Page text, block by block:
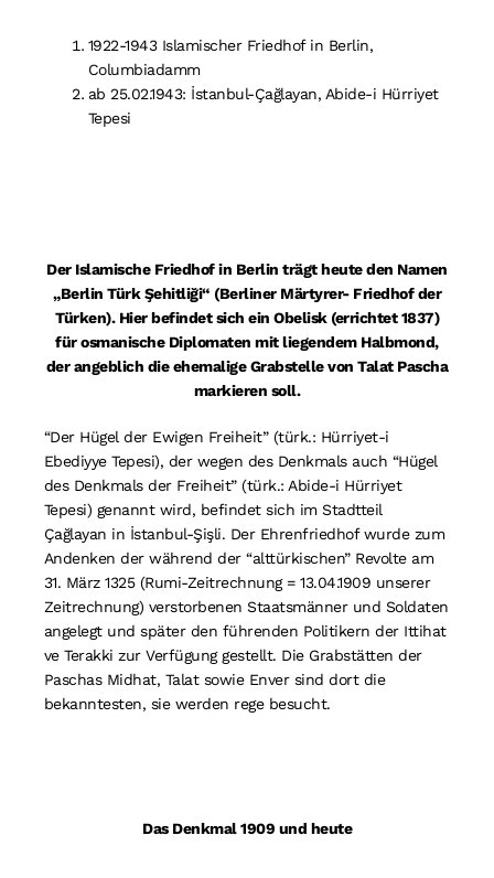
1922-1943 Islamischer Friedhof in Berlin,
Columbiadamm
ab 25.02.1943: İstanbul-Çağlayan, Abide-i Hürriyet
Tepesi
Der Islamische Friedhof in Berlin trägt heute den Namen
„Berlin Türk Şehitliği“ (Berliner Märtyrer- Friedhof der
Türken). Hier befindet sich ein Obelisk (errichtet 1837)
für osmanische Diplomaten mit liegendem Halbmond,
der angeblich die ehemalige Grabstelle von Talat Pascha
markieren soll.
“Der Hügel der Ewigen Freiheit” (türk.: Hürriyet-i
Ebediyye Tepesi), der wegen des Denkmals auch “Hügel
des Denkmals der Freiheit” (türk.: Abide-i Hürriyet
Tepesi) genannt wird, befindet sich im Stadtteil
Çağlayan in İstanbul-Şişli. Der Ehrenfriedhof wurde zum
Andenken der während der “alttürkischen” Revolte am
31. März 1325 (Rumi-Zeitrechnung = 13.04.1909 unserer
Zeitrechnung) verstorbenen Staatsmänner und Soldaten
angelegt und später den führenden Politikern der Ittihat
ve Terakki zur Verfügung gestellt. Die Grabstätten der
Paschas Midhat, Talat sowie Enver sind dort die
bekanntesten, sie werden rege besucht.
Das Denkmal 1909 und heute